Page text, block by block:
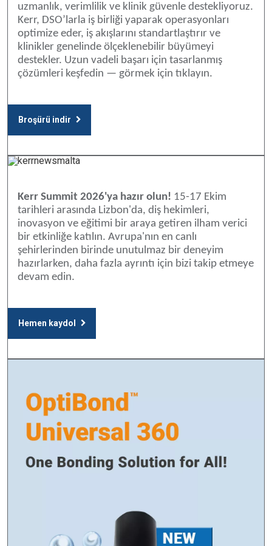
uzmanlık, verimlilik ve klinik güvenle destekliyoruz.
Kerr, DSO’larla iş birliği yaparak operasyonları
optimize eder, iş akışlarını standartlaştırır ve
klinikler genelinde ölçeklenebilir büyümeyi
destekler. Uzun vadeli başarı için tasarlanmış
çözümleri keşfedin — görmek için tıklayın.
Broşürü indir
Kerr Summit 2026'ya hazır olun! 15-17 Ekim
tarihleri arasında Lizbon'da, diş hekimleri,
inovasyon ve eğitimi bir araya getiren ilham verici
bir etkinliğe katılın. Avrupa'nın en canlı
şehirlerinden birinde unutulmaz bir deneyim
hazırlarken, daha fazla ayrıntı için bizi takip etmeye
devam edin.
Hemen kaydol